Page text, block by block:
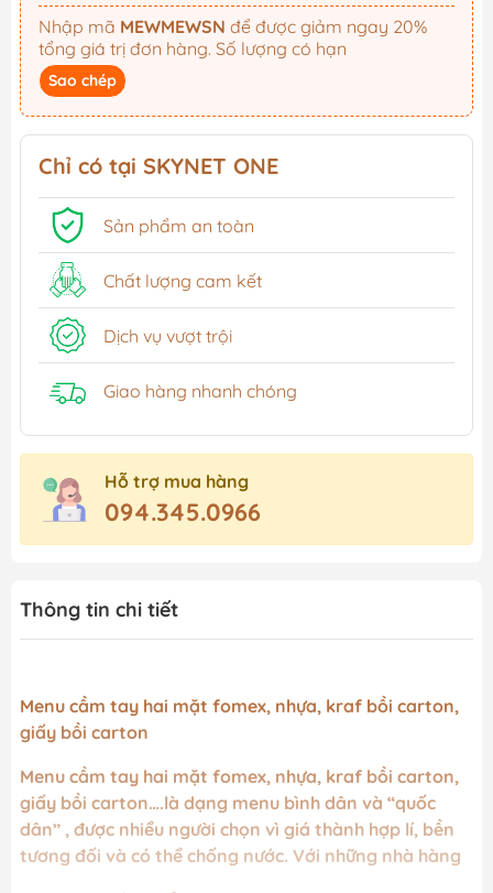
Nhập mã MEWMEWSN
tổng giá trị đơn hàng. Số lượng có hạn
Sao chép
Chỉ có tại SKYNET ONE
Sản phẩm an toàn
Chất lượng cam kết
Dịch vụ vượt trội
Giao hàng nhanh chóng
Hỗ trợ mua hàng
094.345.0966
Thông tin chi tiết
Menu cầm tay hai mặt fomex, nhựa, kraf bồi carton,
giấy bồi carton
Menu cầm tay hai mặt fomex, nhựa, kraf bồi carton,
giấy bồi carton….là dạng menu bình dân và “quốc
dân” , được nhiểu người chọn vì giá thành hợp lí, bền
tương đối và có thể chống nước. Với những nhà hàng